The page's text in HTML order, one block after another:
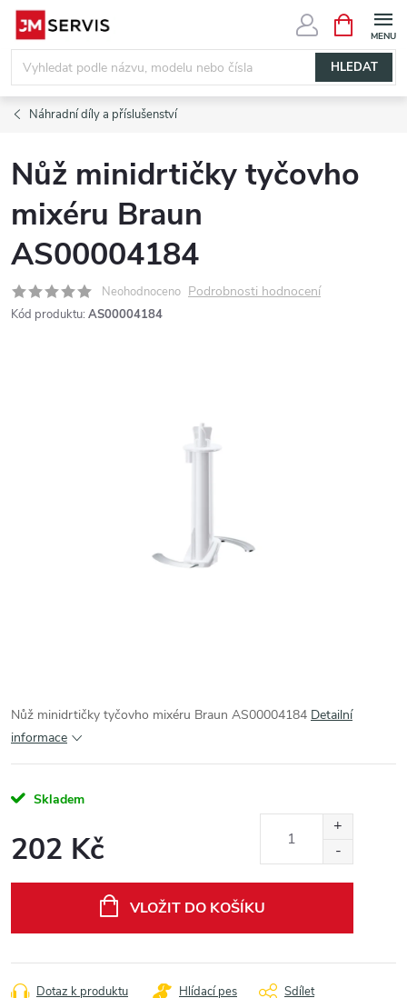
Přejít
obsah
HLEDAT
NÁKUPNÍ
KOŠÍK
Náhradní díly a příslušenství
Nůž minidrtičky tyčovho
mixéru Braun
AS00004184
Neohodnoceno Podrobnosti hodnocení
Kód produktu: AS00004184
Nůž minidrtičky tyčovho mixéru Braun AS00004184 Detailní
informace
Skladem
202 Kč
VLOŽIT DO KOŠÍKU
Dotaz k produktu Hlídací pes Sdílet